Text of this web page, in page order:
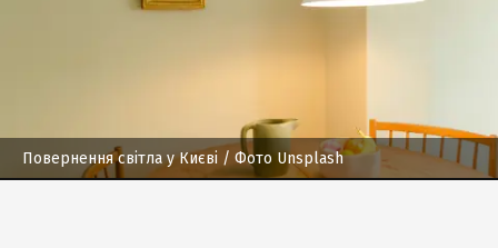
Повернення світла у Києві / Фото Unsplash